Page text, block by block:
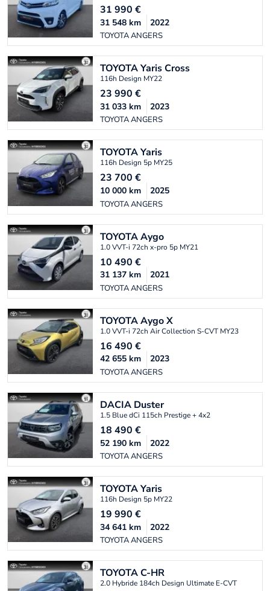
31 990 €
TOYOTA ANGERS
31 548 km 2022
TOYOTAYaris Cross
116h Design MY22
23 990 €
TOYOTA ANGERS
31 033 km 2023
TOYOTAYaris
116h Design 5p MY25
23 700 €
TOYOTA ANGERS
10 000 km 2025
TOYOTAAygo
1.0 VVT-i 72ch x-pro 5p MY21
10 490 €
TOYOTA ANGERS
31 137 km 2021
TOYOTAAygo X
1.0 VVT-i 72ch Air Collection S-CVT MY23
16 490 €
TOYOTA ANGERS
42 655 km 2023
DACIA Duster
1.5 Blue dCi 115ch Prestige + 4x2
18 490 €
TOYOTA ANGERS
52 190 km 2022
TOYOTAYaris
116h Design 5p MY22
19 990 €
TOYOTA ANGERS
34 641 km 2022
TOYOTAC-HR
2.0 Hybride 184ch Design Ultimate E-CVT